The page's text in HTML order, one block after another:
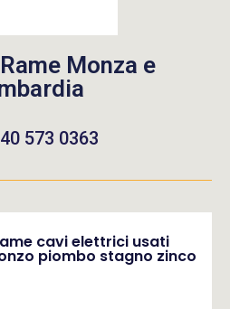
Monza e
573 0363
cavi elettrici usati
piombo stagno zinco